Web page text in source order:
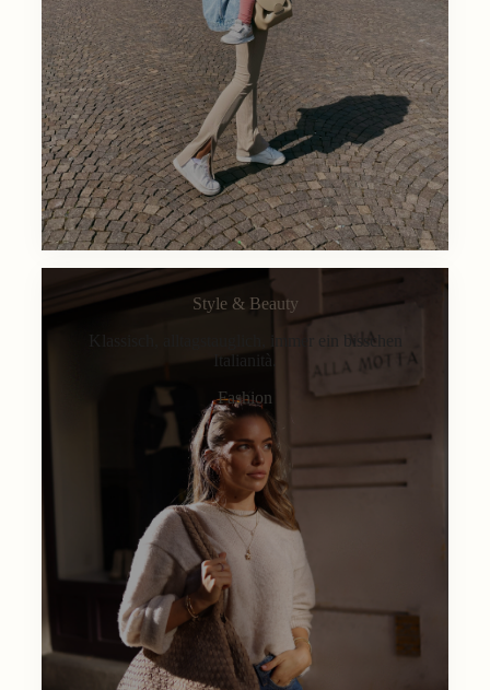
Style & Beauty
Klassisch, alltagstauglich, immer ein bisschen
Italianità.
Fashion